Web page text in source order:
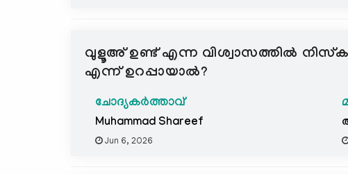
വുളൂഅ് ഉണ്ട് എന്ന വിശ്വാസത്തിൽ
എന്ന് ഉറപ്പായാൽ?
ചോദ്യകർത്താവ്
Muhammad Shareef
Jun 6, 2026